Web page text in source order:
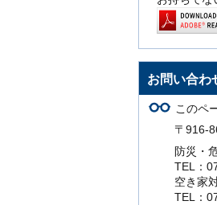
お問い合わ
このペ
〒916-
防災・
TEL：
空き家
TEL：